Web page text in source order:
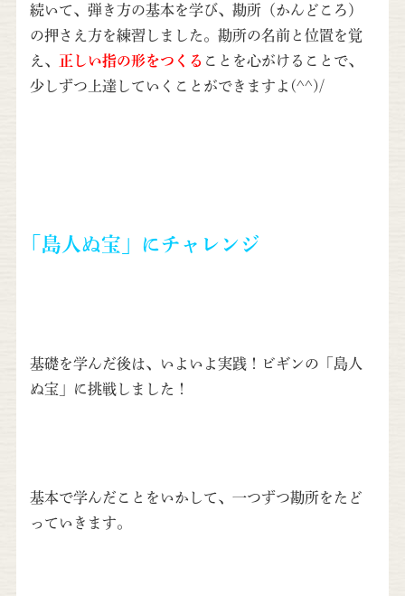
続いて、弾き方の基本を学び、勘所（かんどころ）
の押さえ方を練習しました。勘所の名前と位置を覚
え、
正しい指の形をつくる ことを心がけることで、
少しずつ上達していくことができますよ(^^)/
「島人ぬ宝」にチャレンジ
基礎を学んだ後は、いよいよ実践！ビギンの「島人
ぬ宝」に挑戦しました！
基本で学んだことをいかして、一つずつ勘所をたど
っていきます。